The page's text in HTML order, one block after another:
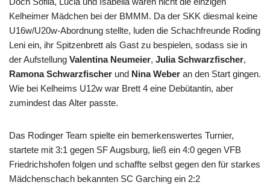
Kelheimer Mädchen bei der BMMM. Da der SKK diesmal keine
U16w/U20w-Abordnung stellte, luden die Schachfreunde Roding
Leni ein, ihr Spitzenbrett als Gast zu bespielen, sodass sie in
der Aufstellung Valentina Neumeier, Julia Schwarzfischer,
Ramona Schwarzfischer und Nina Weber an den Start gingen.
Wie bei Kelheims U12w war Brett 4 eine Debütantin, aber
zumindest das Alter passte.
Das Rodinger Team spielte ein bemerkenswertes Turnier,
startete mit 3:1 gegen SF Augsburg, ließ ein 4:0 gegen VFB
Friedrichshofen folgen und schaffte selbst gegen den für starkes
Mädchenschach bekannten SC Garching ein 2:2